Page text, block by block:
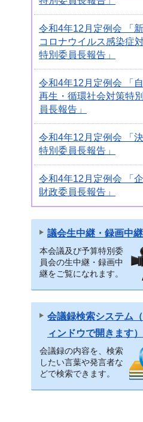
令和4年12月定例会 「
コロナウイルス感染症
特別委員長報告」
令和4年12月定例会 「
再生・循環社会対策特
員長報告」
令和4年12月定例会 「
特別委員長報告」
令和4年12月定例会 「
財政委員長報告」
議会生中継・録画中継
本会議及び予算特別委
員会の生中継・録画中
継をご覧になれます。
会議録検索システム
ィンドウで開きます）
会議録の内容を、検索
したい言葉や発言者な
どで検索できます。